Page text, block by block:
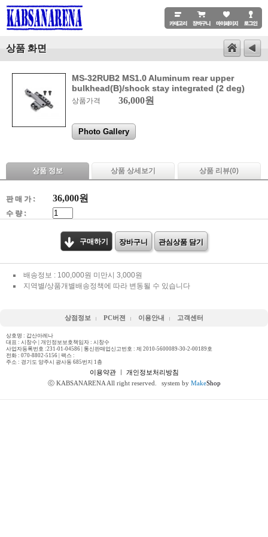
상품 화면
MS-32RUB2 MS1.0 Aluminum rear upper
bulkhead(B)/shock stay integrated (2 deg)
상품가격 36,000원
Photo Gallery
상품 정보 상품 상세보기 상품 리뷰(0)
판 매 가 : 36,000원
수 량 :
구매하기 장바구니 관심상품 담기
배송정보 : 100,000원 미만시 3,000원
지역별/상품개별배송정책에 따라 변동될 수 있습니다
상점정보 PC버젼 이용안내 고객센터
상호명 : 갑산아레나
대표 : 시창수 | 개인정보보호책임자 : 시창수
사업자등록번호 :231-01-04586 | 통신판매업신고번호 : 제 2010-5600089-30-2-00189호
전화 : 070-8802-5156 | 팩스 :
주소 : 경기도 양주시 광사동 685번지 1층
이용약관ㅣ 개인정보처리방침
ⓒ KABSANARENA All right reserved.
system by MakeShop